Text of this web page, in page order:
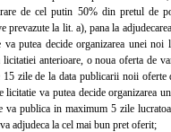
de cel putin 50% din pretul de
prevazute la lit. a), pana la
va putea decide organizarea unei
licitatiei anterioare, o noua oferta de
15 zile de la data publicarii noii
licitatie va putea decide organizarea
va publica in maximum 5 zile
adjudeca la cel mai bun pret oferit;